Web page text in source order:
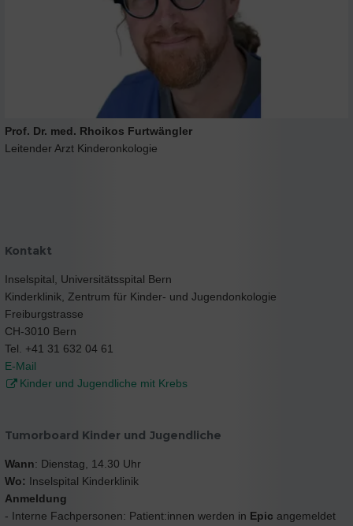
Prof. Dr. med. Rhoikos Furtwängler
Leitender Arzt Kinderonkologie
Kontakt
Inselspital, Universitätsspital Bern
Kinderklinik, Zentrum für Kinder- und Jugendonkologie
Freiburgstrasse
CH-3010 Bern
Tel. +41 31 632 04 61
E-Mail
Kinder und Jugendliche mit Krebs
Tumorboard Kinder und Jugendliche
Wann: Dienstag, 14.30 Uhr
Wo: Inselspital Kinderklinik
Anmeldung
- Interne Fachpersonen: Patient:innen werden in Epic angemeldet